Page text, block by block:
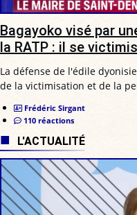
Bagayoko visé par
la RATP : il se
La défense de l'édile
de la victimisation et de la
Frédéric Sirgant
110 réactions
L'ACTUALITÉ